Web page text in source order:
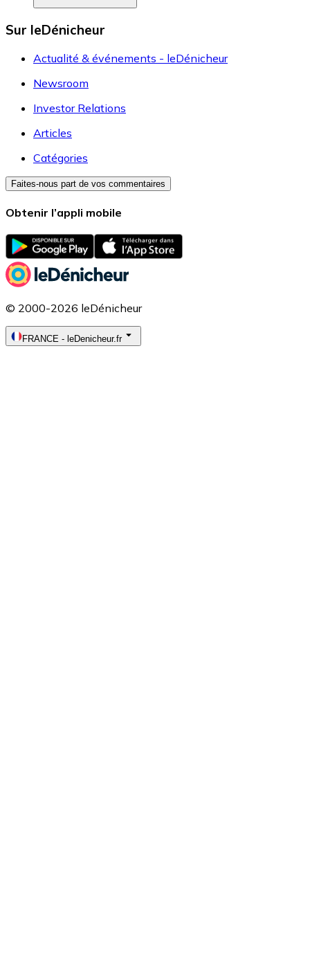
Sur leDénicheur
Actualité & événements - leDénicheur
Newsroom
Investor Relations
Articles
Catégories
Faites-nous part de vos commentaires
Obtenir l’appli mobile
© 2000-2026 leDénicheur
FRANCE - leDenicheur.fr